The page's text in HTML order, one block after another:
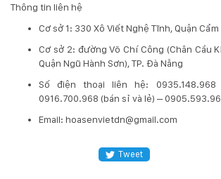
Thông tin liên hệ
Cơ sở 1: 330 Xô Viết Nghệ Tĩnh, Quận Cẩm
Cơ sở 2: đường Võ Chí Công (Chân Cầu
Quận Ngũ Hành Sơn), TP. Đà Nẵng
​Số điện thoại liên hệ:
0916.700.968 (bán sỉ và lẻ) –
Email: hoasenvietdn@gmail.com
Tweet